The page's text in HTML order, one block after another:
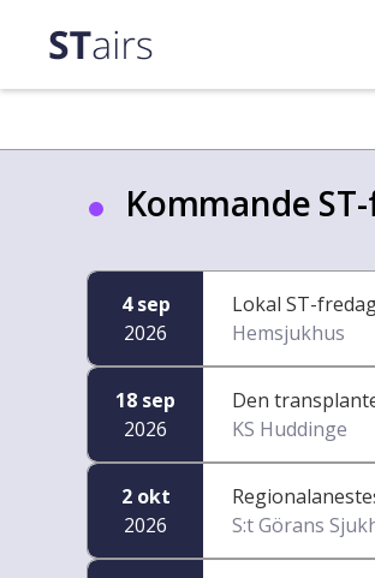
Kommande
4 sep
2026
Lokal ST-
Hemsjukhus
18 sep
2026
Den
KS Huddinge
2 okt
2026
S:t Görans